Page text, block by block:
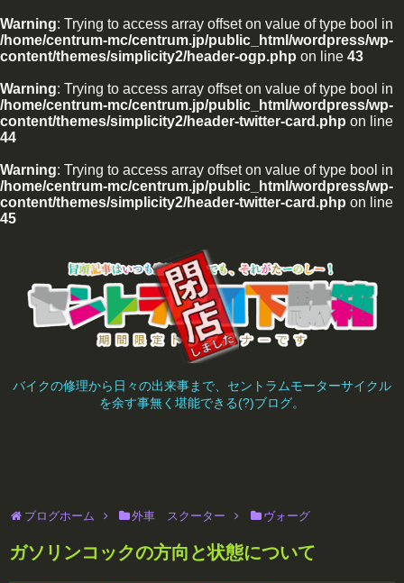
Warning: Trying to access array offset on value of type bool in
/home/centrum-mc/centrum.jp/public_html/wordpress/wp-
content/themes/simplicity2/header-ogp.php on line 43
Warning: Trying to access array offset on value of type bool in
/home/centrum-mc/centrum.jp/public_html/wordpress/wp-
content/themes/simplicity2/header-twitter-card.php on line
44
Warning: Trying to access array offset on value of type bool in
/home/centrum-mc/centrum.jp/public_html/wordpress/wp-
content/themes/simplicity2/header-twitter-card.php on line
45
バイクの修理から日々の出来事まで、セントラムモーターサイクル
を余す事無く堪能できる(?)ブログ。
ブログホーム 外車 スクーター ヴォーグ
ガソリンコックの方向と状態について